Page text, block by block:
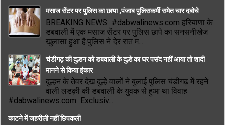
मसाज सेंटर पर पुलिस का छापा ,पंजाब पुलिसकर्मी समेत चार दबोचे
BREAKING NEWS #dabwalinews.com हरियाणा के
डबवाली में एक मसाज सेंटर पर पुलिस छापे का सनसनीखेज
खुलासा हुआ है.पुलिस ने देर रात म...
चंडीगढ़ की दुल्हन को डबवाली के दुल्हे का घर पसंद नहीं आया तो शादी
मानने से किया इंकार
दुल्हन के तेवर देख दुल्हे वालों ने बुलाई पुलिस चंडीगढ़ में रहने
वाली लडक़ी की डबवाली के युवक से हुआ था विवाह
#dabwalinews.com Exclusiv...
काटने में जहरीली नहीं छिपकली